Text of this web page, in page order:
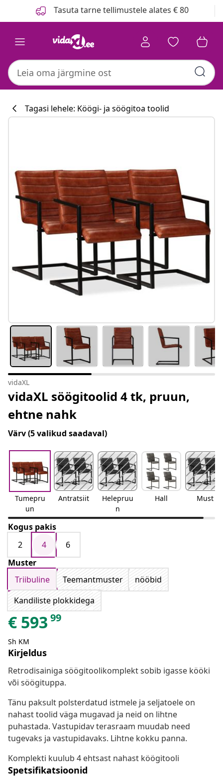
Tasuta tarne tellimustele alates € 80
#sharemevidaxl
Tagasi lehele: Köögi- ja söögitoa toolid
vidaXL
vidaXL söögitoolid 4 tk, pruun,
ehtne nahk
Värv(5 valikud saadaval)
Tumepru
un
Antratsiit
Helepruu
n
Hall Must
Kogus pakis
2
4
6
Muster
Triibuline
Teemantmuster
nööbid
Kandiliste plokkidega
€ 593 99
Sh KM
Kirjeldus
Retrodisainiga söögitoolikomplekt sobib igasse kööki
või söögituppa.
Tänu paksult polsterdatud istmele ja seljatoele on
nahast toolid väga mugavad ja neid on lihtne
puhastada. Vastupidav terasraam muudab need
tugevaks ja vastupidavaks. Lihtne kokku panna.
Komplekti kuulub 4 ehtsast nahast köögitooli
Spetsifikatsioonid